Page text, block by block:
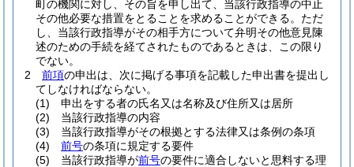
町の機関に対し、その旨を申し出て、当該行政指導の中止
その他必要な措置をとることを求めることができる。 ただ
し、当該行政指導がその相手方について弁明その他意見陳
述のための手続を経てされたものであるときは、この限り
でない。
2
前項の申出は、次に掲げる事項を記載した申出書を提出し
てしなければならない。
(1)
申出をする者の氏名又は名称及び住所又は居所
(2)
当該行政指導の内容
(3)
当該行政指導がその根拠とする法律又は条例の条項
(4)
前号の条項に規定する要件
(5)
当該行政指導が前号の要件に適合しないと思料する理